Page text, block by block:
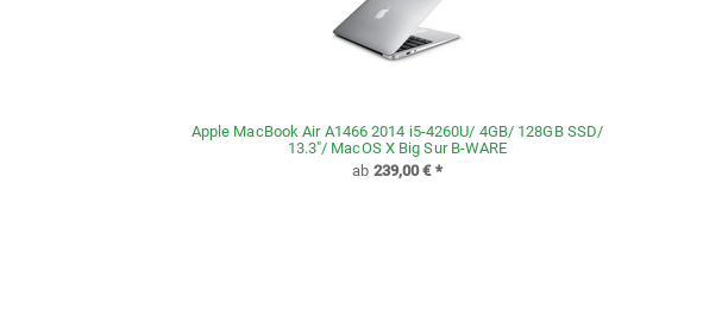
Apple MacBook Air A1466 2014 i5-4260U/ 4GB/ 128GB SSD/
13.3"/ MacOS X Big Sur B-WARE
ab 239,00 € *